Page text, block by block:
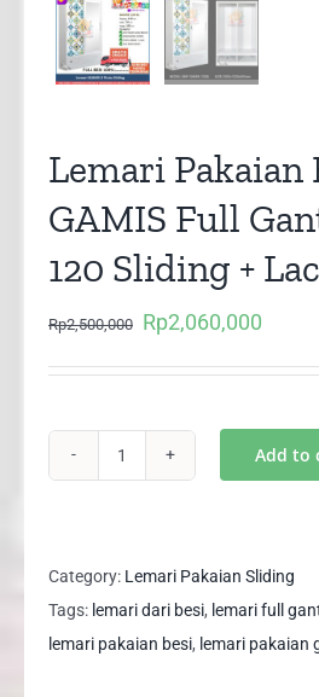
Lemari Pakaian
GAMIS Full
120 Sliding +
Rp2,500,000
Original
Rp2,060,000
GAMIS
Full
Gantungan
Add to
Category: Lemari Pakaian Sliding
Tags: lemari dari besi, lemari full
lemari pakaian besi, lemari pakaian